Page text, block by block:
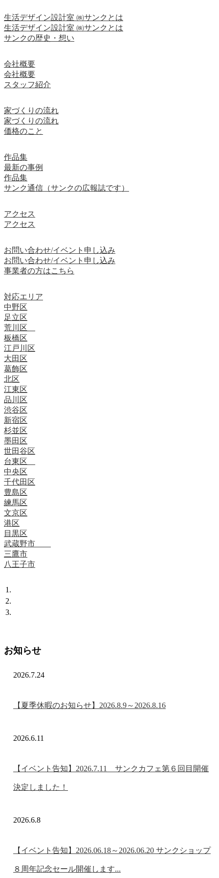
生活デザイン設計室 ㈱サンクとは
生活デザイン設計室 ㈱サンクとは
サンクの歴史・想い
会社概要
会社概要
スタッフ紹介
家づくりの流れ
家づくりの流れ
価格のこと
作品集
最新の事例
作品集
サンク通信（サンクの広報誌です）
アクセス
アクセス
お問い合わせ/イベント申し込み
お問い合わせ/イベント申し込み
事業者の方はこちら
対応エリア
中野区
足立区
荒川区
板橋区
江戸川区
大田区
葛飾区
北区
江東区
品川区
渋谷区
新宿区
杉並区
墨田区
世田谷区
台東区
中央区
千代田区
豊島区
練馬区
文京区
港区
目黒区
武蔵野市
三鷹市
八王子市
お知らせ
2026.7.24
【夏季休暇のお知らせ】2026.8.9～2026.8.16
2026.6.11
【イベント告知】2026.7.11 サンクカフェ第６回目開催
決定しました！
2026.6.8
【イベント告知】2026.06.18～2026.06.20 サンクショップ
８周年記念セール開催します...